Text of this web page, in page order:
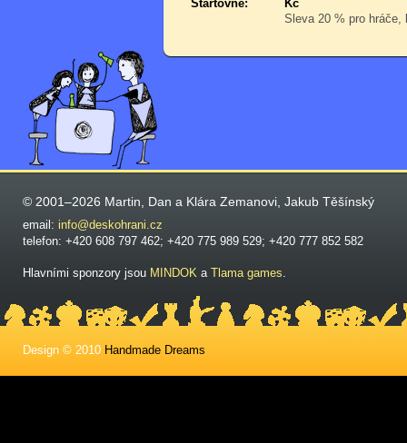
Startovné:
Kč
Sleva 20 % pro
© 2001–2026 Martin, Dan a Klára Zemanovi, Jakub Těšínský
email: info@deskohrani.cz
telefon: +420 608 797 462; +420 775 989 529; +420 777 852 582
Hlavními sponzory jsou MINDOK a Tlama games.
Design © 2010 Handmade Dreams